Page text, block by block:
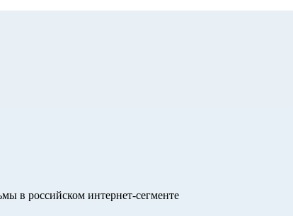
в российском интернет-сегменте